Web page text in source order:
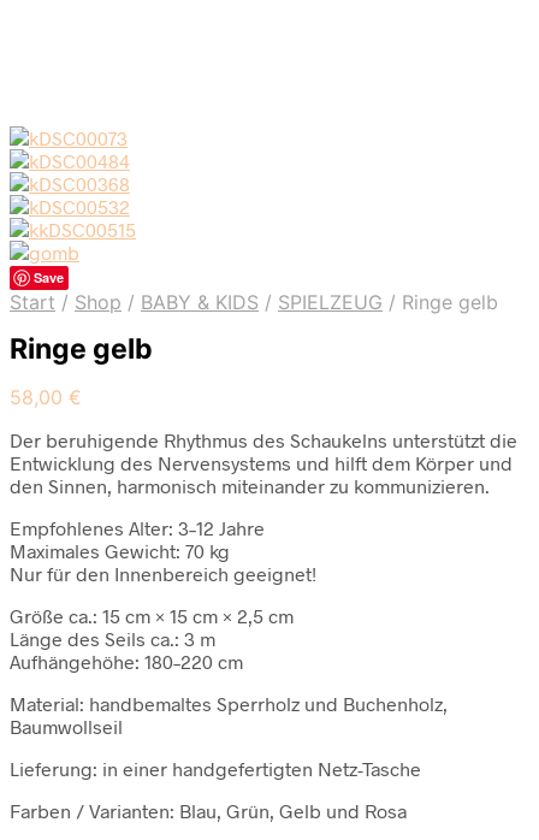
Save
Start / Shop / BABY & KIDS / SPIELZEUG / Ringe gelb
Ringe gelb
58,00 €
Der beruhigende Rhythmus des Schaukelns unterstützt die
Entwicklung des Nervensystems und hilft dem Körper und
den Sinnen, harmonisch miteinander zu kommunizieren.
Empfohlenes Alter: 3–12 Jahre
Maximales Gewicht: 70 kg
Nur für den Innenbereich geeignet!
Größe ca.: 15 cm × 15 cm × 2,5 cm
Länge des Seils ca.: 3 m
Aufhängehöhe: 180–220 cm
Material: handbemaltes Sperrholz und Buchenholz,
Baumwollseil
Lieferung: in einer handgefertigten Netz-Tasche
Farben / Varianten: Blau, Grün, Gelb und Rosa